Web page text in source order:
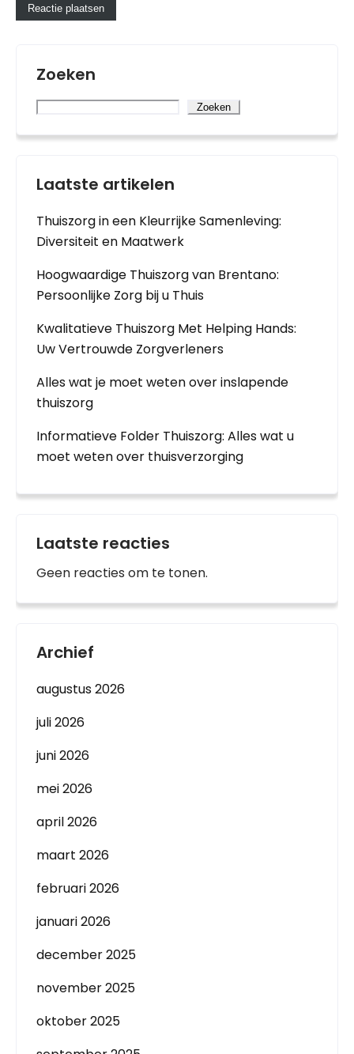
Zoeken
Zoeken
Laatste artikelen
Thuiszorg in een Kleurrijke Samenleving:
Diversiteit en Maatwerk
Hoogwaardige Thuiszorg van Brentano:
Persoonlijke Zorg bij u Thuis
Kwalitatieve Thuiszorg Met Helping Hands:
Uw Vertrouwde Zorgverleners
Alles wat je moet weten over inslapende
thuiszorg
Informatieve Folder Thuiszorg: Alles wat u
moet weten over thuisverzorging
Laatste reacties
Geen reacties om te tonen.
Archief
augustus 2026
juli 2026
juni 2026
mei 2026
april 2026
maart 2026
februari 2026
januari 2026
december 2025
november 2025
oktober 2025